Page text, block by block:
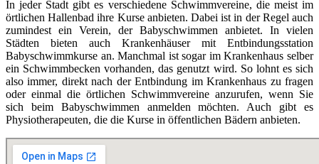
In jeder Stadt gibt es verschiedene Schwimmvereine, die meist im
örtlichen Hallenbad ihre Kurse anbieten. Dabei ist in der Regel auch
zumindest ein Verein, der Babyschwimmen anbietet. In vielen
Städten bieten auch Krankenhäuser mit Entbindungsstation
Babyschwimmkurse an. Manchmal ist sogar im Krankenhaus selber
ein Schwimmbecken vorhanden, das genutzt wird. So lohnt es sich
also immer, direkt nach der Entbindung im Krankenhaus zu fragen
oder einmal die örtlichen Schwimmvereine anzurufen, wenn Sie
sich beim Babyschwimmen anmelden möchten. Auch gibt es
Physiotherapeuten, die die Kurse in öffentlichen Bädern anbieten.